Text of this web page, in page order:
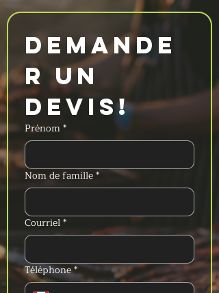
Demande
r un
devis!
Prénom*
Nom de famille*
Courriel*
Téléphone*